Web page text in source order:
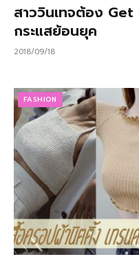
สาววินเทจต้อง
กระแสย้อนยุค
2018/09/18
FASHION